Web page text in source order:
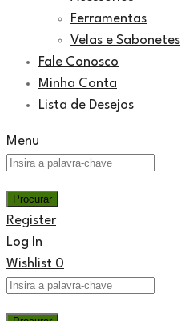
Ferramentas
Velas e Sabonetes
Fale Conosco
Minha Conta
Lista de Desejos
Menu
Register
Log In
Wishlist 0